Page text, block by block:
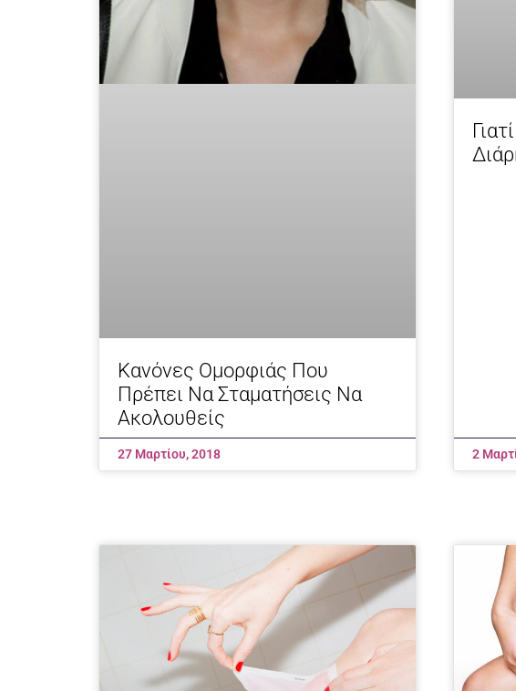
Κανόνες Ομορφιάς Που
Πρέπει Να Σταματήσεις Να
Ακολουθείς
27 Μαρτίου, 2018 2